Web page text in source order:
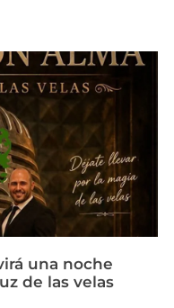
una noche
de las velas